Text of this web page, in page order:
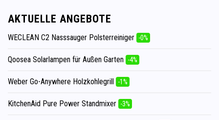
AKTUELLE ANGEBOTE
WECLEAN C2 Nasssauger Polsterreiniger -0%
Qoosea Solarlampen für Außen Garten -4%
Weber Go-Anywhere Holzkohlegrill -1%
KitchenAid Pure Power Standmixer -3%